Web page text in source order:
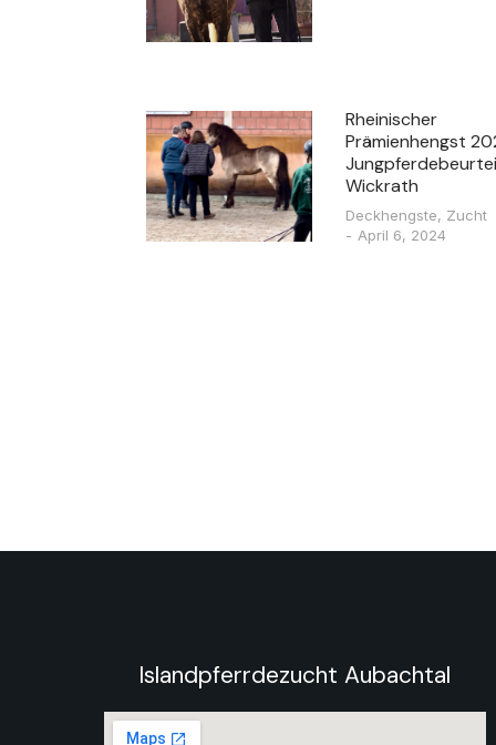
Rheinischer
Prämienhengst
Wickrath
Deckhengste, Zucht
April 6, 2024
Islandpferrdezucht Aubachtal